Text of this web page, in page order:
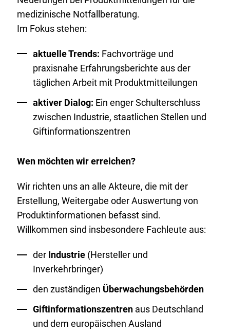
L
i
k
medizinische Notfallberatung.
Im Fokus stehen:
aktuelle Trends: Fachvorträge und
praxisnahe Erfahrungsberichte aus der
täglichen Arbeit mit Produktmitteilungen
aktiver Dialog: Ein enger Schulterschluss
zwischen Industrie, staatlichen Stellen und
Giftinformationszentren
Wen möchten wir erreichen?
Wir richten uns an alle Akteure, die mit der
Erstellung, Weitergabe oder Auswertung von
Produktinformationen befasst sind.
Willkommen sind insbesondere Fachleute aus:
der Industrie(Hersteller und
Inverkehrbringer)
den zuständigen Überwachungsbehörden
Giftinformationszentrenaus Deutschland
und dem europäischen Ausland